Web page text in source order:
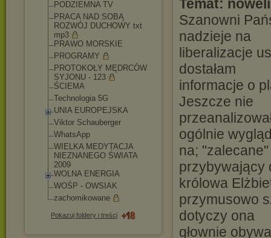
PODZIEMNA TV
PRACA NAD SOBĄ
ROZWÓJ DUCHOWY txt
mp3
PRAWO MORSKIE
PROGRAMY
PROTOKOŁY MĘDRCÓW
SYJONU - 123
ŚCIEMA
Technologia 5G
UNIA EUROPEJSKA
Viktor Schauberger
WhatsApp
WIELKA MEDYTACJA
NIEZNANEGO ŚWIATA
2009
WOLNA ENERGIA
WOŚP - OWSIAK
zachomikowane
Pokazuj foldery i treści
Temat:
Szanowni
nadzieje na
liberalizacje
dostałam
informacje o
Jeszcze nie
ogólnie
na;
przybywający
królowa
przymusowo
dotyczy ona
głownie